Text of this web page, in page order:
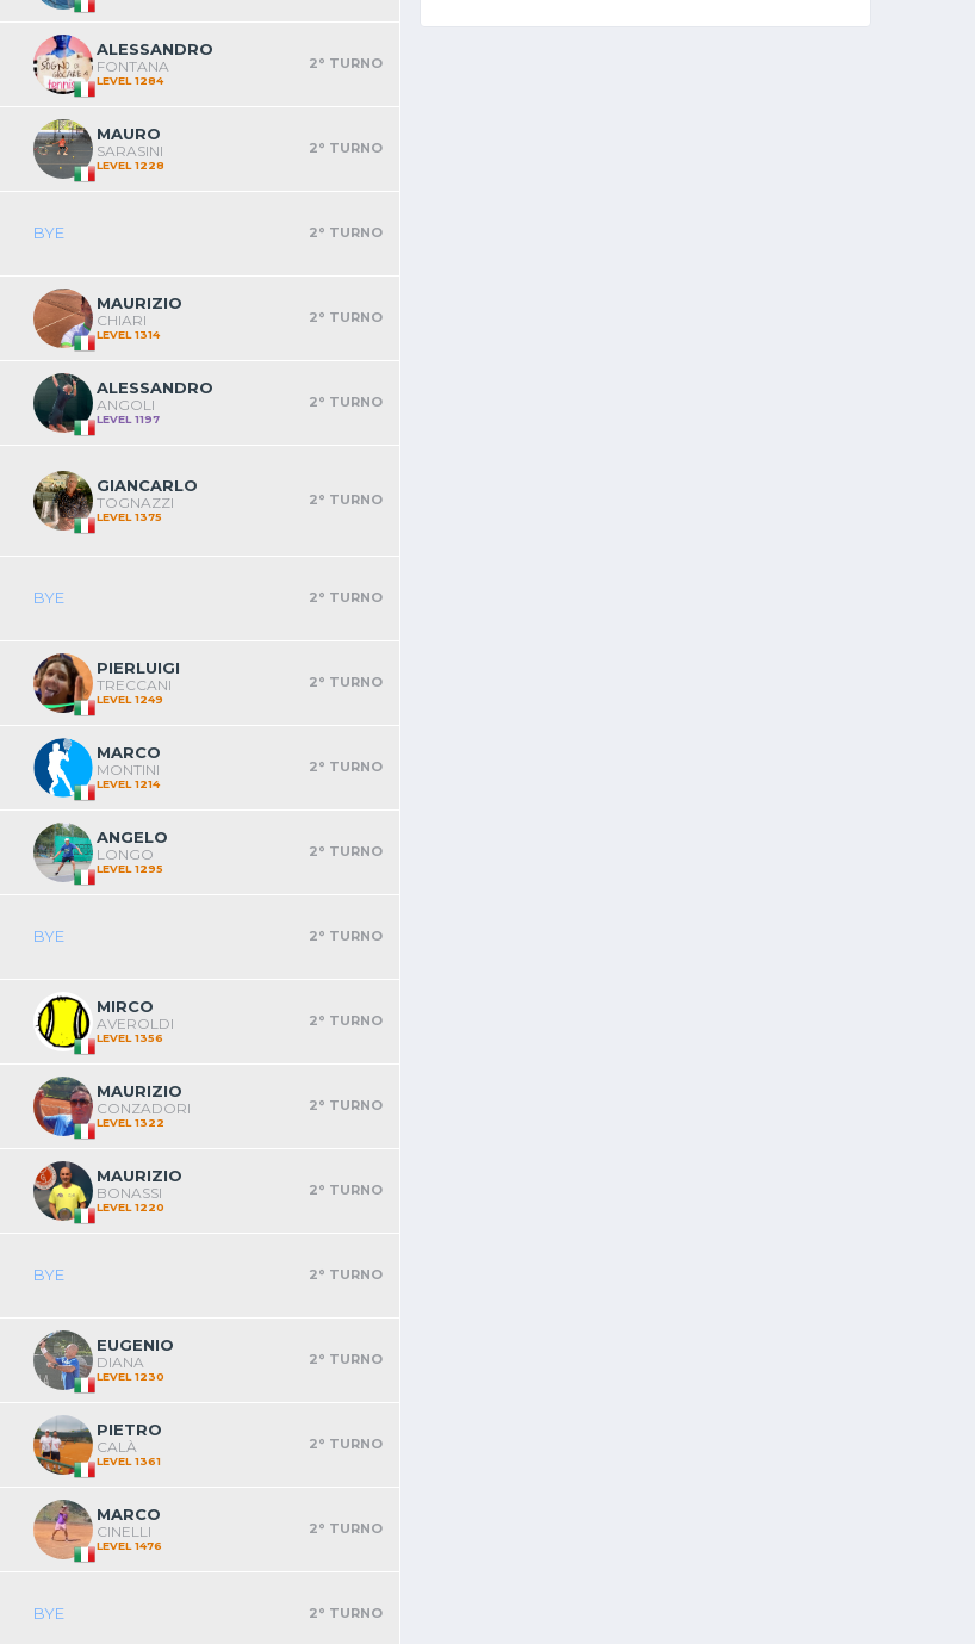
ALESSANDRO
FONTANA
LEVEL 1284
2° TURNO
MAURO
SARASINI
LEVEL 1228
2° TURNO
BYE 2° TURNO
MAURIZIO
CHIARI
LEVEL 1314
2° TURNO
ALESSANDRO
ANGOLI
LEVEL 1197
2° TURNO
GIANCARLO
TOGNAZZI
LEVEL 1375
2° TURNO
BYE 2° TURNO
PIERLUIGI
TRECCANI
LEVEL 1249
2° TURNO
MARCO
MONTINI
LEVEL 1214
2° TURNO
ANGELO
LONGO
LEVEL 1295
2° TURNO
BYE 2° TURNO
MIRCO
AVEROLDI
LEVEL 1356
2° TURNO
MAURIZIO
CONZADORI
LEVEL 1322
2° TURNO
MAURIZIO
BONASSI
LEVEL 1220
2° TURNO
BYE 2° TURNO
EUGENIO
DIANA
LEVEL 1230
2° TURNO
PIETRO
CALÀ
LEVEL 1361
2° TURNO
MARCO
CINELLI
LEVEL 1476
2° TURNO
BYE 2° TURNO